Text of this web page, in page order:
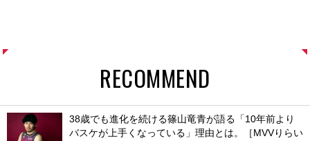
RECOMMEND
38歳でも進化を続ける篠山竜青が語る「10年前より
バスケが上手くなっている」理由とは。［MVVりらい